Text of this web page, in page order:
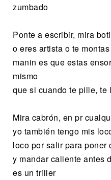
zumbado
Ponte a escribir, mira
o eres artista o te
manin es que estas
mismo
que si cuando te pille, te
Mira cabrón, en pr
yo también tengo mis
loco por salir para poner
y mandar caliente antes
es un triller